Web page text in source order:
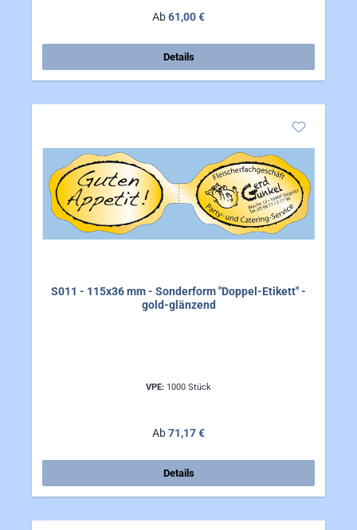
Regulärer Preis:
Ab61,00 €
Details
S011 - 115x36 mm - Sonderform "Doppel-Etikett" -
gold-glänzend
VPE: 1000 Stück
Regulärer Preis:
Ab71,17 €
Details